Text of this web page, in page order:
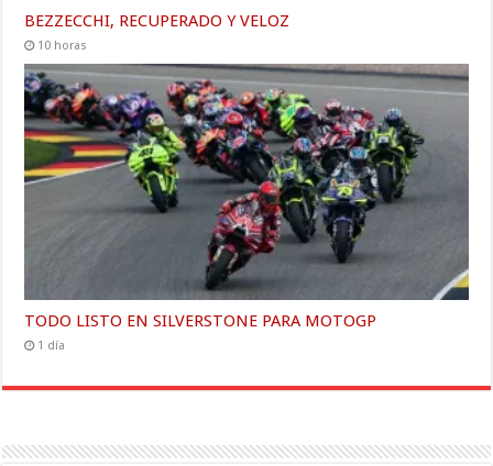
BEZZECCHI, RECUPERADO Y VELOZ
10 horas
TODO LISTO EN SILVERSTONE PARA MOTOGP
1 día